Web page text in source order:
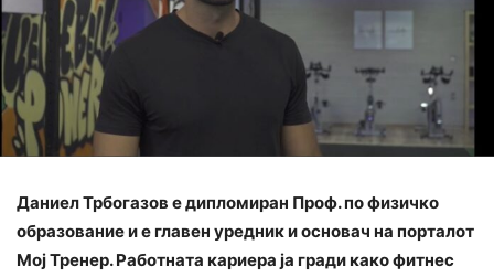
Даниел Трбогазов е дипломиран Проф. по физичко
образование и е главен уредник и основач на порталот
Мој Тренер. Работната кариера ја гради како фитнес